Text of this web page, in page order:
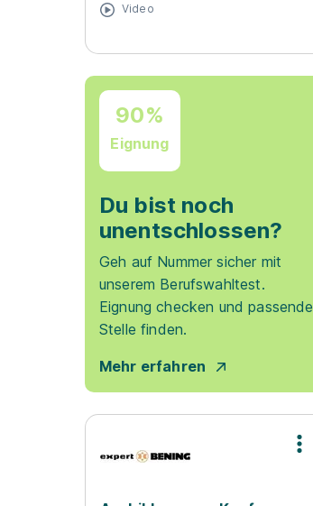
Video
90%
Eignung
Du bist noch
unentschlossen?
Geh auf Nummer sicher mit
unserem Berufswahltest.
Eignung checken und passende
Stelle finden.
Mehr erfahren